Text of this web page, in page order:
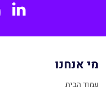
מי אנחנו
עמוד הבית